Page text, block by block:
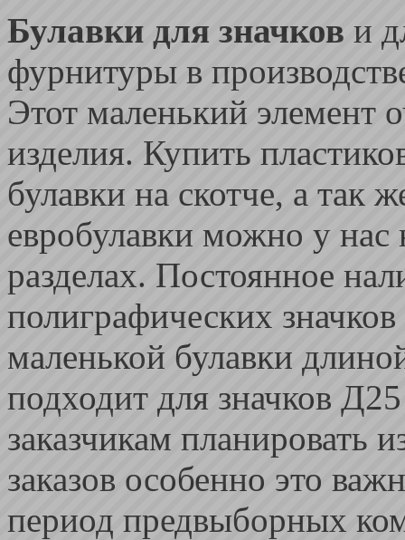
Булавки для значков и
фурнитуры в
Этот маленький элемент
изделия. Купить
булавки на скотче, а так
евробулавки можно у нас
разделах. Постоянное
полиграфических
маленькой булавки
подходит для значков
заказчикам планировать
заказов особенно это
период предвыборных